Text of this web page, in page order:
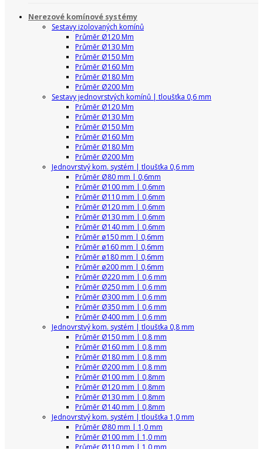
Nerezové komínové systémy
Sestavy izolovaných komínů
Průměr Ø120 Mm
Průměr Ø130 Mm
Průměr Ø150 Mm
Průměr Ø160 Mm
Průměr Ø180 Mm
Průměr Ø200 Mm
Sestavy jednovrstvých komínů | tloušťka 0,6 mm
Průměr Ø120 Mm
Průměr Ø130 Mm
Průměr Ø150 Mm
Průměr Ø160 Mm
Průměr Ø180 Mm
Průměr Ø200 Mm
Jednovrstvý kom. systém | tloušťka 0,6 mm
Průměr Ø80 mm | 0,6mm
Průměr Ø100 mm | 0,6mm
Průměr Ø110 mm | 0,6mm
Průměr Ø120 mm | 0,6mm
Průměr Ø130 mm | 0,6mm
Průměr Ø140 mm | 0,6mm
Průměr ø150 mm | 0,6mm
Průměr ø160 mm | 0,6mm
Průměr ø180 mm | 0,6mm
Průměr ø200 mm | 0,6mm
Průměr Ø220 mm | 0,6 mm
Průměr Ø250 mm | 0,6 mm
Průměr Ø300 mm | 0,6 mm
Průměr Ø350 mm | 0,6 mm
Průměr Ø400 mm | 0,6 mm
Jednovrstvý kom. systém | tloušťka 0,8 mm
Průměr Ø150 mm | 0,8 mm
Průměr Ø160 mm | 0,8 mm
Průměr Ø180 mm | 0,8 mm
Průměr Ø200 mm | 0,8 mm
Průměr Ø100 mm | 0,8mm
Průměr Ø120 mm | 0,8mm
Průměr Ø130 mm | 0,8mm
Průměr Ø140 mm | 0,8mm
Jednovrstvý kom. systém | tloušťka 1,0 mm
Průměr Ø80 mm | 1,0 mm
Průměr Ø100 mm | 1,0 mm